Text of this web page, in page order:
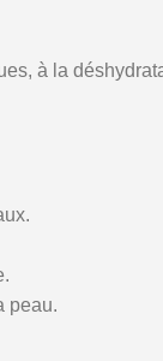
à la
peau.